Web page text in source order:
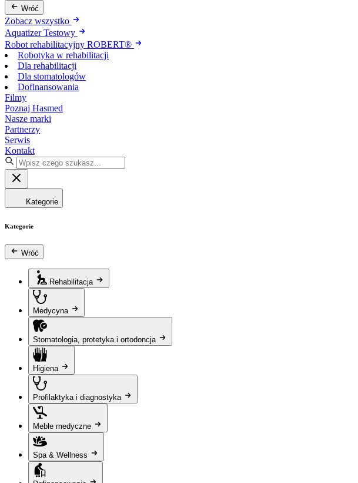
Wróć
Zobacz wszystko
Aquatizer Testowy
Robot rehabilitacyjny ROBERT®
Robotyka w rehabilitacji
Dla rehabilitacji
Dla stomatologów
Dofinansowania
Filmy
Poznaj Hasmed
Nasze marki
Partnerzy
Serwis
Kontakt
Kategorie
Kategorie
Wróć
Rehabilitacja
Medycyna
Stomatologia, protetyka i ortodoncja
Higiena
Profilaktyka i diagnostyka
Meble medyczne
Spa & Wellness